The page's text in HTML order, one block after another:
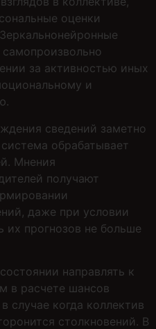
оценки
за активностью иных
и
сведений заметно
обрабатывает
Мнения
получают
даже при условии
их прогнозов не больше
направлять к
в расчете шансов
случае когда коллектив
столкновений. В